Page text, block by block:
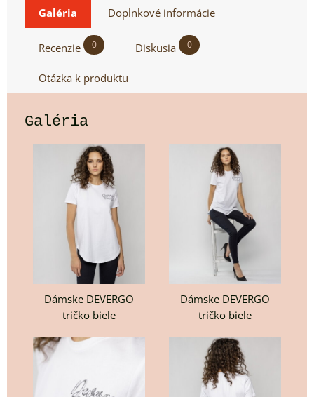
Galéria Doplnkové informácie
Recenzie 0 Diskusia 0
Otázka k produktu
Galéria
Dámske DEVERGO
tričko biele
Dámske DEVERGO
tričko biele